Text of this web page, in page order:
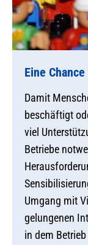
Eine
Damit
beschäftigt
viel
Betriebe
Umgang mit
gelungenen
in dem